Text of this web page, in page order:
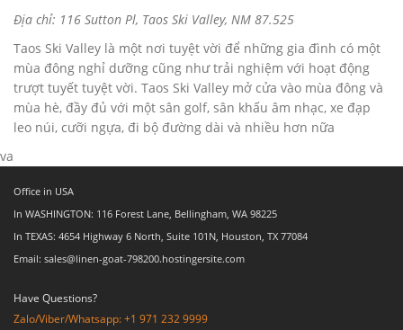
Địa chỉ: 116 Sutton Pl, Taos Ski Valley, NM 87.525
Taos Ski Valley là một nơi tuyệt vời để những gia đình có một
mùa đông nghỉ dưỡng cũng như trải nghiệm với hoạt động
trượt tuyết tuyệt vời. Taos Ski Valley mở cửa vào mùa đông và
mùa hè, đầy đủ với một sân golf, sân khấu âm nhạc, xe đạp
leo núi, cưỡi ngựa, đi bộ đường dài và nhiều hơn nữa
va
Office in USA
In WASHINGTON: 116 Forest Lane, Bellingham, WA 98225
In TEXAS: 4654 Highway 6 North, Suite 101N, Houston, TX 77084
Email: sales@linen-goat-798200.hostingersite.com
Have Questions?
Zalo/Viber/Whatsapp: +1 971 232 9999